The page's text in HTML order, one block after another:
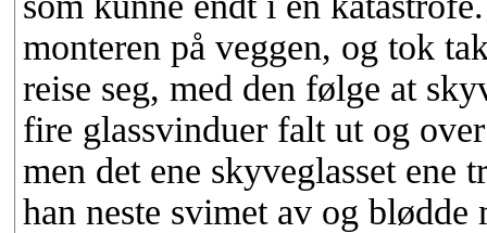
monteren på veggen, og tok
reise seg, med den følge at
fire glassvinduer falt ut og
men det ene skyveglasset
han neste svimet av og